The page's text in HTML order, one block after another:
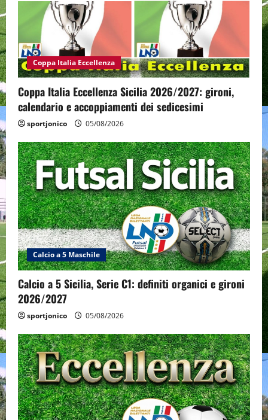
Coppa Italia Eccellenza
Coppa Italia Eccellenza Sicilia 2026/2027: gironi,
calendario e accoppiamenti dei sedicesimi
sportjonico 05/08/2026
Calcio a 5 Maschile
Calcio a 5 Sicilia, Serie C1: definiti organici e gironi
2026/2027
sportjonico 05/08/2026